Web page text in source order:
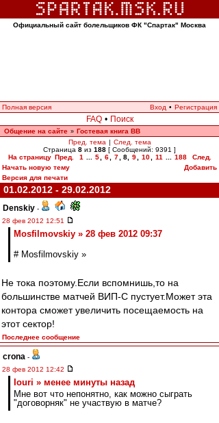
Официальный сайт болельщиков ФК "Спартак" Москва
Полная версия Вход • Регистрация
FAQ • Поиск
Общение на сайте » Гостевая книга ВВ
Пред. тема | След. тема
Страница 8 из 188 [ Сообщений: 9391 ]
На страницу Пред. 1 5 6 7 8, 9 10 11 188
След.
Начать новую тему
Добавить
Версия для печати
01.02.2012 - 29.02.2012
Denskiy -
28 фев 2012 12:51
Mosfilmovskiy » 28 фев 2012 09:37
# Mosfilmovskiy »
Не тока поэтому.Если вспомнишь,то на
большинстве матчей ВИП-С пустует.Может эта
контора сможет увеличить посещаемость на
этот сектор!
Последнее сообщение
crona -
28 фев 2012 12:42
Iouri » менее минуты назад
Мне вот что непонятно, как можно сыграть
"договорняк" не участвую в матче?